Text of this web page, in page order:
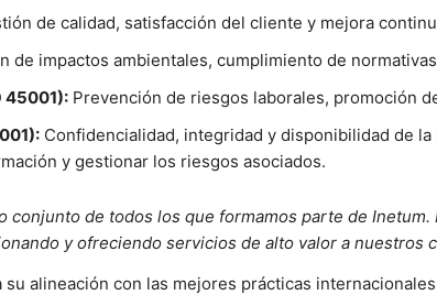
de calidad, satisfacción del cliente y mejora
de impactos ambientales, cumplimiento de
45001): Prevención de riesgos laborales, promoción
Confidencialidad, integridad y disponibilidad de
y gestionar los riesgos asociados.
conjunto de todos los que formamos parte de
y ofreciendo servicios de alto valor a nuestros
alineación con las mejores prácticas